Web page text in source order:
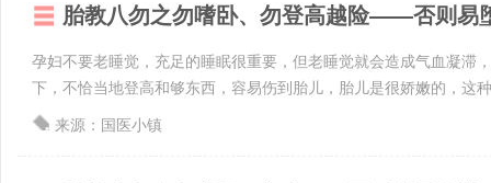
胎教八勿之勿嗜卧、勿登高越险——否则易
孕妇不要老睡觉，充足的睡眠很重要，但老睡觉就会造成气血凝滞
下，不恰当地登高和够东西，容易伤到胎儿，胎儿是很娇嫩的，这
来源：国医小镇